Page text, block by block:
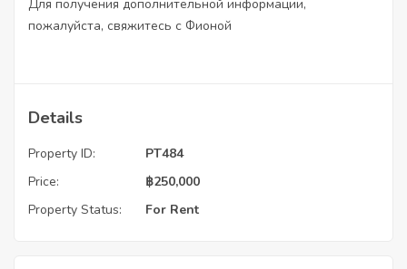
Для получения дополнительной информации,
пожалуйста, свяжитесь с Фионой
Details
Property ID:
PT484
Price:
฿250,000
Property Status:
For Rent